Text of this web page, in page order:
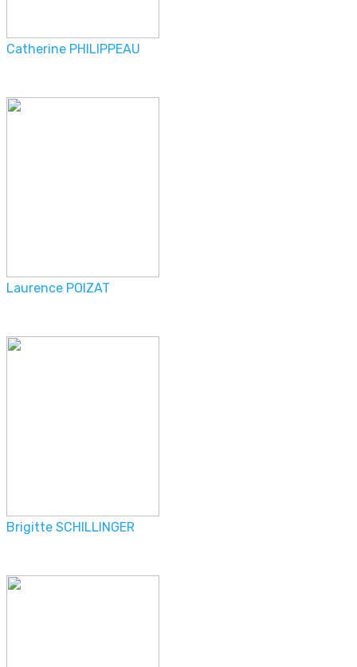
Catherine PHILIPPEAU
Laurence POIZAT
Brigitte SCHILLINGER